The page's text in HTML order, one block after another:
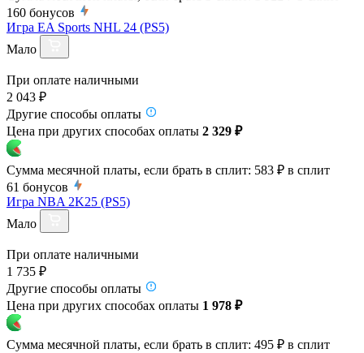
160 бонусов
Игра EA Sports NHL 24 (PS5)
Мало
При оплате наличными
2 043 ₽
Другие способы оплаты
Цена при других способах оплаты 2 329 ₽
Сумма месячной платы, если брать в сплит: 583 ₽ в сплит
61 бонусов
Игра NBA 2K25 (PS5)
Мало
При оплате наличными
1 735 ₽
Другие способы оплаты
Цена при других способах оплаты 1 978 ₽
Сумма месячной платы, если брать в сплит: 495 ₽ в сплит